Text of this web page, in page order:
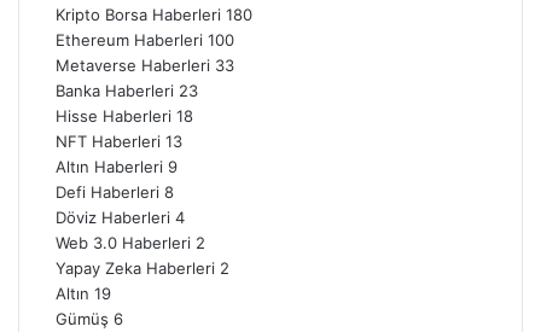
Kripto Borsa Haberleri 180
Ethereum Haberleri 100
Metaverse Haberleri 33
Banka Haberleri 23
Hisse Haberleri 18
NFT Haberleri 13
Altın Haberleri 9
Defi Haberleri 8
Döviz Haberleri 4
Web 3.0 Haberleri 2
Yapay Zeka Haberleri 2
Altın 19
Gümüş 6